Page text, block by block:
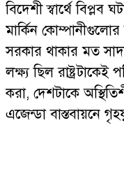
বিদেশী স্বার্থে
মার্কিন
সরকার থাকার মত
লক্ষ্য ছিল রাষ্ট্রটাকেই
করা, দেশটাকে
এজেন্ডা বাস্তবায়নে